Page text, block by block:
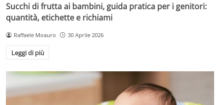
Succhi di frutta ai bambini, guida pratica per i genitori:
quantità, etichette e richiami
Raffaele Moauro 30 Aprile 2026
Leggi di più